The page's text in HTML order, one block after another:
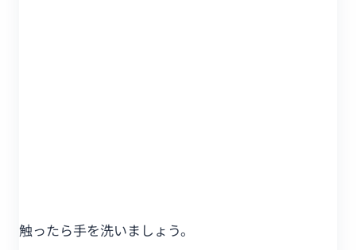
触ったら手を洗いましょう。